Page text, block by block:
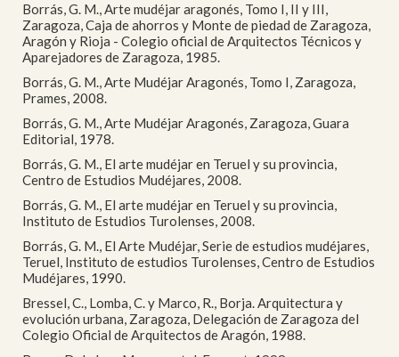
Borrás, G. M., Arte mudéjar aragonés, Tomo I, II y III,
Zaragoza, Caja de ahorros y Monte de piedad de Zaragoza,
Aragón y Rioja - Colegio oficial de Arquitectos Técnicos y
Aparejadores de Zaragoza, 1985.
Borrás, G. M., Arte Mudéjar Aragonés, Tomo I, Zaragoza,
Prames, 2008.
Borrás, G. M., Arte Mudéjar Aragonés, Zaragoza, Guara
Editorial, 1978.
Borrás, G. M., El arte mudéjar en Teruel y su provincia,
Centro de Estudios Mudéjares, 2008.
Borrás, G. M., El arte mudéjar en Teruel y su provincia,
Instituto de Estudios Turolenses, 2008.
Borrás, G. M., El Arte Mudéjar, Serie de estudios mudéjares,
Teruel, Instituto de estudios Turolenses, Centro de Estudios
Mudéjares, 1990.
Bressel, C., Lomba, C. y Marco, R., Borja. Arquitectura y
evolución urbana, Zaragoza, Delegación de Zaragoza del
Colegio Oficial de Arquitectos de Aragón, 1988.